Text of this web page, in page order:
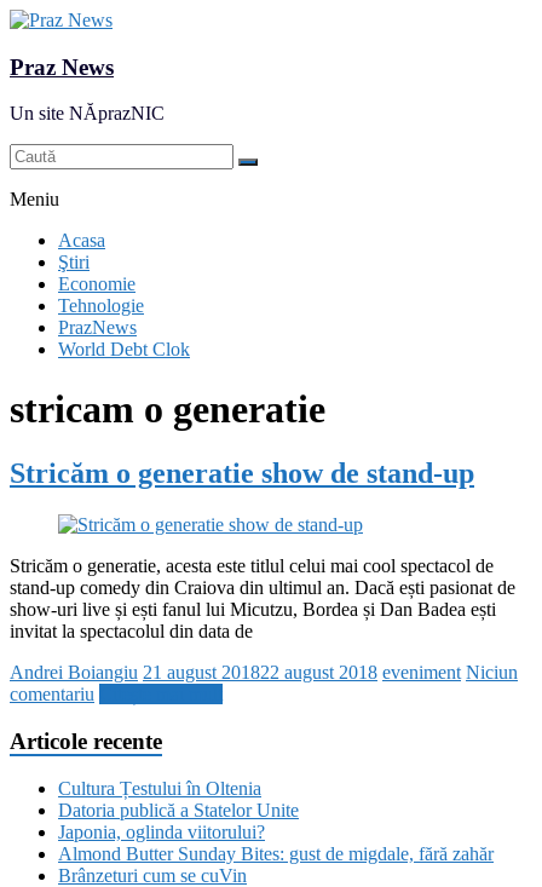
Praz News
Un site NĂprazNIC
Meniu
Acasa
Ştiri
Economie
Tehnologie
PrazNews
World Debt Clok
stricam o generatie
Stricăm o generatie show de stand-up
Stricăm o generatie, acesta este titlul celui mai cool spectacol de
stand-up comedy din Craiova din ultimul an. Dacă ești pasionat de
show-uri live și ești fanul lui Micutzu, Bordea și Dan Badea ești
invitat la spectacolul din data de
Andrei Boiangiu 21 august 201822 august 2018 eveniment Niciun
comentariu
Articole recente
Cultura Țestului în Oltenia
Datoria publică a Statelor Unite
Japonia, oglinda viitorului?
Almond Butter Sunday Bites: gust de migdale, fără zahăr
Brânzeturi cum se cuVin